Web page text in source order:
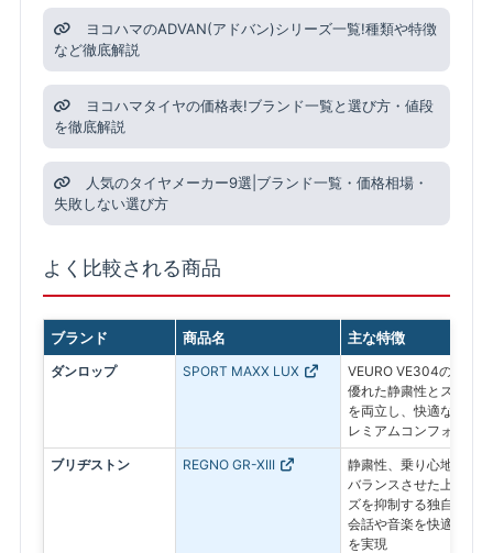
ヨコハマのADVAN(アドバン)シリーズ一覧!種類や特徴
など徹底解説
ヨコハマタイヤの価格表!ブランド一覧と選び方・値段
を徹底解説
人気のタイヤメーカー9選|ブランド一覧・価格相場・
失敗しない選び方
よく比較される商品
ブランド 商品名 主な特徴
ダンロップ SPORT MAXX LUX
VEURO VE304の実質
優れた静粛性とスポー
を両立し、快適なドラ
レミアムコンフォート
ブリヂストン REGNO GR-XIII
静粛性、乗り心地、運
バランスさせた上級モ
ズを抑制する独自構造
会話や音楽を快適に楽
を実現